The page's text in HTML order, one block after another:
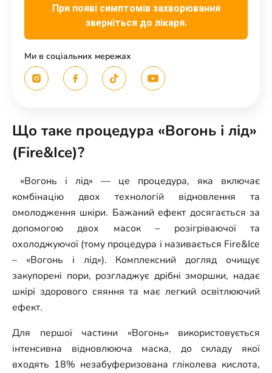
При появі симптомів захворювання
зверніться до лікаря.
Ми в соціальних мережах
Що таке процедура «Вогонь і лід»
(Fire&Ice)?
«Вогонь і лід» — це процедура, яка включає
комбінацію двох технологій відновлення та
омолодження шкіри. Бажаний ефект досягається за
допомогою двох масок – розігріваючої та
охолоджуючої (тому процедура і називається Fire&Ice
– «Вогонь і лід»). Комплексний догляд очищує
закупорені пори, розгладжує дрібні зморшки, надає
шкірі здорового сяяння та має легкий освітлюючий
ефект.
Для першої частини «Вогонь» використовується
інтенсивна відновлююча маска, до складу якої
входять 18% незабуферизована гліколева кислота,